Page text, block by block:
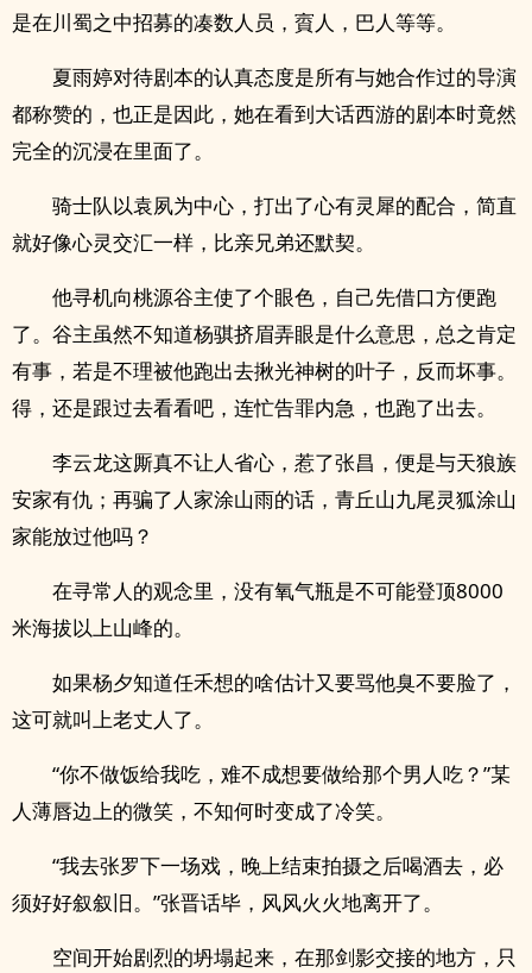
是在川蜀之中招募的凑数人员，賨人，巴人等等。
夏雨婷对待剧本的认真态度是所有与她合作过的导演
都称赞的，也正是因此，她在看到大话西游的剧本时竟然
完全的沉浸在里面了。
骑士队以袁夙为中心，打出了心有灵犀的配合，简直
就好像心灵交汇一样，比亲兄弟还默契。
他寻机向桃源谷主使了个眼色，自己先借口方便跑
了。谷主虽然不知道杨骐挤眉弄眼是什么意思，总之肯定
有事，若是不理被他跑出去揪光神树的叶子，反而坏事。
得，还是跟过去看看吧，连忙告罪内急，也跑了出去。
李云龙这厮真不让人省心，惹了张昌，便是与天狼族
安家有仇；再骗了人家涂山雨的话，青丘山九尾灵狐涂山
家能放过他吗？
在寻常人的观念里，没有氧气瓶是不可能登顶8000
米海拔以上山峰的。
如果杨夕知道任禾想的啥估计又要骂他臭不要脸了，
这可就叫上老丈人了。
“你不做饭给我吃，难不成想要做给那个男人吃？”某
人薄唇边上的微笑，不知何时变成了冷笑。
“我去张罗下一场戏，晚上结束拍摄之后喝酒去，必
须好好叙叙旧。”张晋话毕，风风火火地离开了。
空间开始剧烈的坍塌起来，在那剑影交接的地方，只